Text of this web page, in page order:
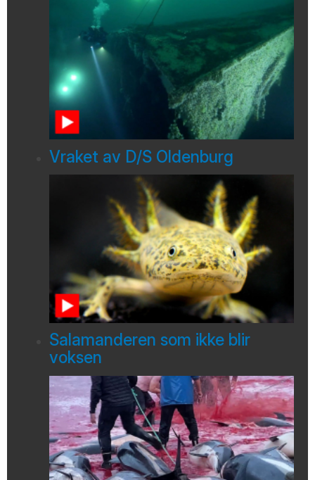
Vraket av D/S Oldenburg
Salamanderen som ikke blir
voksen